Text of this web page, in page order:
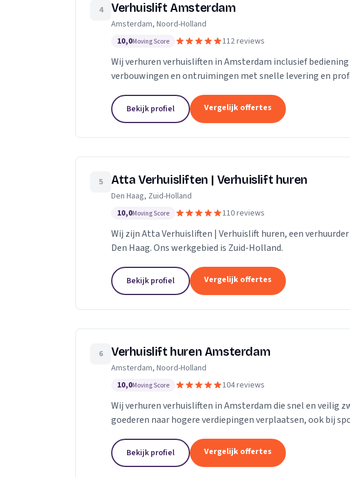
4 Verhuislift Amsterdam
Amsterdam, Noord-Holland
10,0Moving Score 112 reviews
Wij verhuren verhuisliften in Amsterdam inclusief
verbouwingen en ontruimingen met snelle levering en
Bekijk profiel Vergelijk offertes
5 Atta Verhuisliften | Verhuislift huren
Den Haag, Zuid-Holland
10,0Moving Score 110 reviews
Wij zijn Atta Verhuisliften | Verhuislift huren, een
Den Haag. Ons werkgebied is Zuid-Holland.
Bekijk profiel Vergelijk offertes
6 Verhuislift huren Amsterdam
Amsterdam, Noord-Holland
10,0Moving Score 104 reviews
Wij verhuren verhuisliften in Amsterdam die snel en veilig
goederen naar hogere verdiepingen verplaatsen, ook bij
Bekijk profiel Vergelijk offertes